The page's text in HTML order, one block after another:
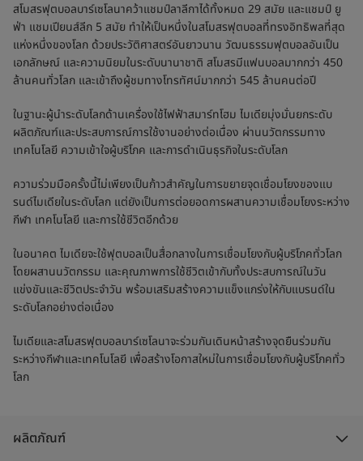
สโมสรฟุตบอลบาร์เซโลนาคว้าแชมป์ลาลีกาได้ทั้งหมด 29 สมัย และแชมป์ ยู
ฟ่า แชมเปียนส์ลีก 5 สมัย ทำให้เป็นหนึ่งในสโมสรฟุตบอลที่ทรงอิทธิพลที่สุด
แห่งหนึ่งของโลก ด้วยประวัติศาสตร์อันยาวนาน วัฒนธรรมฟุตบอลอันเป็น
เอกลักษณ์ และความนิยมในระดับนานาชาติ สโมสรมีแฟนบอลมากกว่า 450
ล้านคนทั่วโลก และเข้าถึงผู้ชมทางโทรทัศน์มากกว่า 545 ล้านคนต่อปี
ในฐานะผู้นำระดับโลกด้านเครื่องใช้ไฟฟ้าสมาร์ทโฮม ไมเดียมุ่งมั่นยกระดับ
ผลิตภัณฑ์และประสบการณ์การใช้งานอย่างต่อเนื่อง ผ่านนวัตกรรมทาง
เทคโนโลยี ความเข้าใจผู้บริโภค และการดำเนินธุรกิจในระดับโลก
ความร่วมมือครั้งนี้ไม่เพียงเป็นก้าวสำคัญในการขยายจุดเชื่อมโยงของแบ
รนด์ไมเดียในระดับโลก แต่ยังเป็นการต่อยอดการผสานความเชื่อมโยงระหว่าง
กีฬา เทคโนโลยี และการใช้ชีวิตอีกด้วย
ในอนาคต ไมเดียจะใช้ฟุตบอลเป็นสื่อกลางในการเชื่อมโยงกับผู้บริโภคทั่วโลก
โดยผสานนวัตกรรม และคุณภาพการใช้ชีวิตเข้ากับทั้งประสบการณ์ในวัน
แข่งขันและชีวิตประจำวัน พร้อมเสริมสร้างความแข็งแกร่งให้กับแบรนด์ใน
ระดับโลกอย่างต่อเนื่อง
ไมเดียและสโมสรฟุตบอลบาร์เซโลนาจะร่วมกันเดินหน้าสร้างจุดยืนร่วมกัน
ระหว่างกีฬาและเทคโนโลยี เพื่อสร้างโอกาสใหม่ในการเชื่อมโยงกับผู้บริโภคทั่ว
โลก
ผลิตภัณฑ์